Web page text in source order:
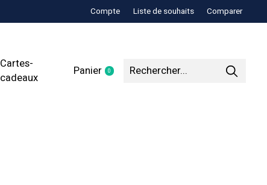
Compte Liste de souhaits Comparer
Cartes-
cadeaux
Panier 0items